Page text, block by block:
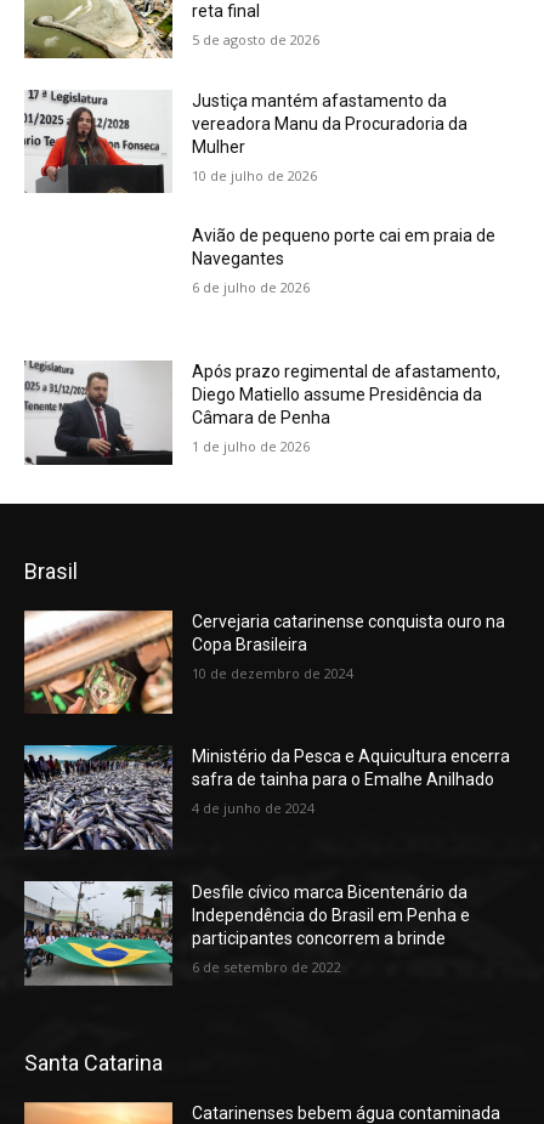
reta final
5 de agosto de 2026
Justiça mantém afastamento da
vereadora Manu da Procuradoria da
Mulher
10 de julho de 2026
Avião de pequeno porte cai em praia de
Navegantes
6 de julho de 2026
Após prazo regimental de afastamento,
Diego Matiello assume Presidência da
Câmara de Penha
1 de julho de 2026
Brasil
Cervejaria catarinense conquista ouro na
Copa Brasileira
10 de dezembro de 2024
Ministério da Pesca e Aquicultura encerra
safra de tainha para o Emalhe Anilhado
4 de junho de 2024
Desfile cívico marca Bicentenário da
Independência do Brasil em Penha e
participantes concorrem a brinde
6 de setembro de 2022
Santa Catarina
Catarinenses bebem água contaminada